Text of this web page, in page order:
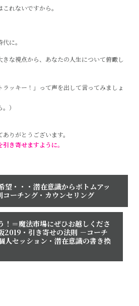
れないですから。
に。
な視点から、あなたの人生について俯瞰し
ッキー！」って声を出して言ってみましょ
）
りがとうございます。
き寄せますように。
望・・・潜在意識からボトムアッ
コーチング・カウンセリング
！＝魔法市場にぜひお越しくださ
2019・引き寄せの法則 －コーチ
人セッション・潜在意識の書き換